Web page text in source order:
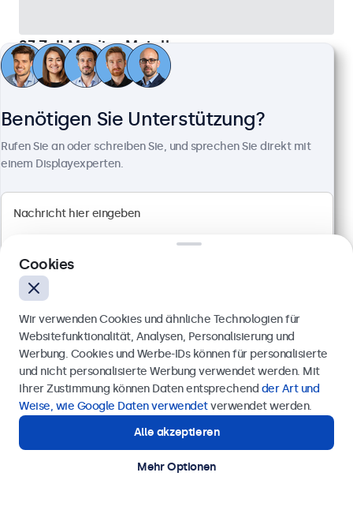
27 Zoll Monitor Metall
Artikelnummer:
27HD7M
100+ Stück auf Lager
1920 x 1080 Auflösung (Full HD)
Anschlüsse: HDMI, VGA, BNC, RCA-Cinch
Außenmaße: 629 x 374 x 41 mm
Benötigen Sie Unterstützung?
Rufen Sie an oder schreiben Sie, und sprechen Sie direkt mit
einem Displayexperten.
Anfrage senden
Rufen Sie uns an unter+41 43 50 80 772
Benötigen Sie Unterstützung?
Kontaktieren Sie uns!
Cookies
Wir verwenden Cookies und ähnliche Technologien für
Websitefunktionalität, Analysen, Personalisierung und
Werbung. Cookies und Werbe-IDs können für personalisierte
und nicht personalisierte Werbung verwendet werden. Mit
Ihrer Zustimmung können Daten entsprechend der Art und
Weise, wie Google Daten verwendetverwendet werden.
Alle akzeptieren
Mehr Optionen